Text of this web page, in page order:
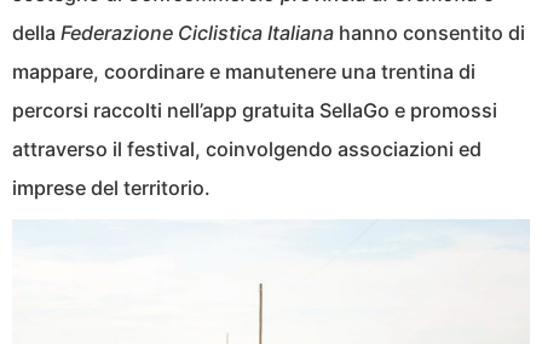
della Federazione Ciclistica Italiana hanno consentito di
mappare, coordinare e manutenere una trentina di
percorsi raccolti nell’app gratuita SellaGo e promossi
attraverso il festival, coinvolgendo associazioni ed
imprese del territorio.